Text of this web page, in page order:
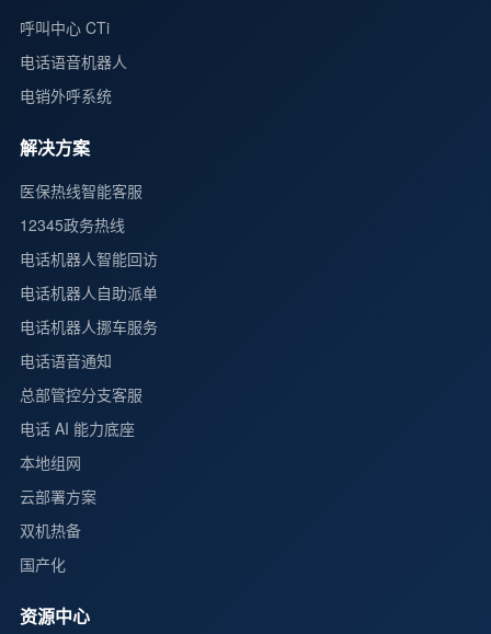
呼叫中心 CTi
电话语音机器人
电销外呼系统
解决方案
医保热线智能客服
12345政务热线
电话机器人智能回访
电话机器人自助派单
电话机器人挪车服务
电话语音通知
总部管控分支客服
电话 AI 能力底座
本地组网
云部署方案
双机热备
国产化
资源中心